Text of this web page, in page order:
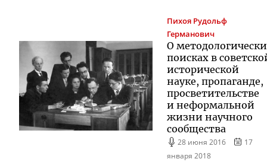
Пихоя Рудольф
Германович
О
поисках в
исторической
науке, пропаганде,
просветительстве
и неформальной
жизни научного
сообщества
28 июня 2016
17
января 2018